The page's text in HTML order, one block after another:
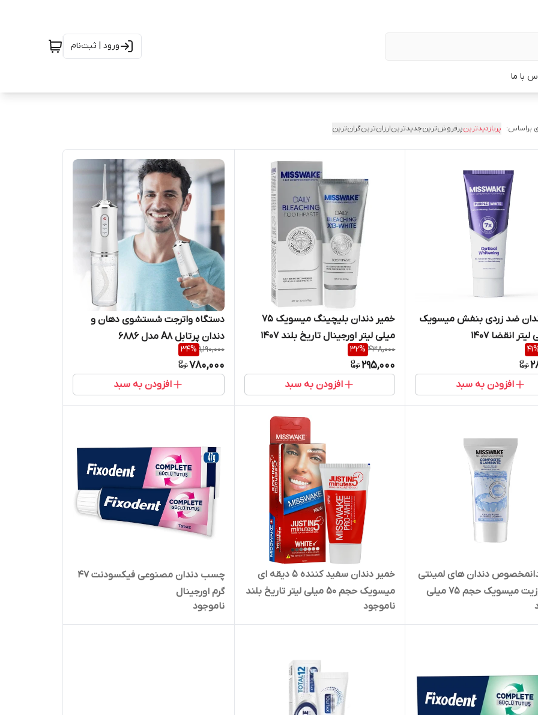
ورود | ثبت‌نام
با ما
براساس: پربازدیدترینپرفروش‌ترینجدیدترینارزان‌ترینگران‌ترین
ضد زردی بنفش میسویک
41
افزودن به سبد
خمیر دندان بلیچینگ میسویک ۷۵
میلی لیتر اورجینال تاریخ بلند 1407
438,000
32%
295,000
افزودن به سبد
دستگاه واترجت شستشوی دهان و
دندان پرتابل A8 مدل 6886
1,190,000
34%
780,000
افزودن به سبد
دندان های لمینتی
و کامپوزیت میسویک حجم ۷۵ میلی
خمیر دندان سفید کننده ۵ دیقه ای
میسویک حجم ۵۰ میلی لیتر تاریخ بلند
1407
ناموجود
چسب دندان مصنوعی فیکسودنت ۴۷
گرم اورجینال
ناموجود